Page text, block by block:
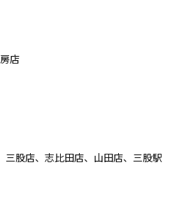
店
三股店、志比田店、山田店、三股駅